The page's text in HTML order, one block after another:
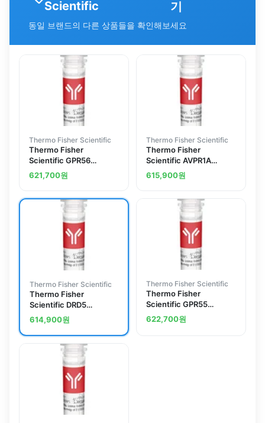
Scientific 기
동일 브랜드의 다른 상품들을 확인해보세요
Thermo Fisher Scientific
Thermo Fisher
Scientific GPR56
Polyclonal Antibody
621,700원
Thermo Fisher Scientific
Thermo Fisher
Scientific AVPR1A
Polyclonal Antibody
615,900원
Thermo Fisher Scientific
Thermo Fisher
Scientific DRD5
Polyclonal Antibody
614,900원
Thermo Fisher Scientific
Thermo Fisher
Scientific GPR55
Polyclonal Antibody
622,700원